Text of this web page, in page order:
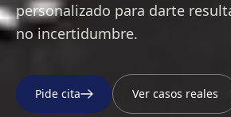
personalizado para darte
no incertidumbre.
Pide cita Ver casos reales